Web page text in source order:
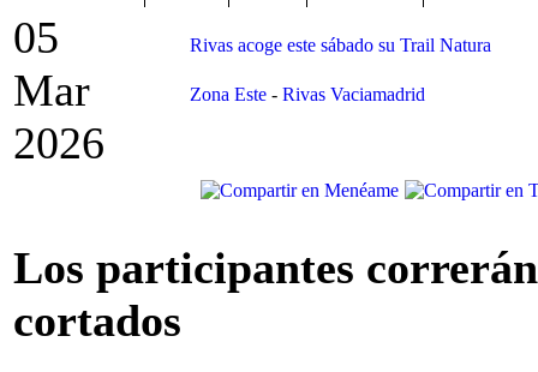
05
Mar
2026
Rivas acoge este sábado su Trail Natura
Zona Este - Rivas Vaciamadrid
Los participantes
cortados